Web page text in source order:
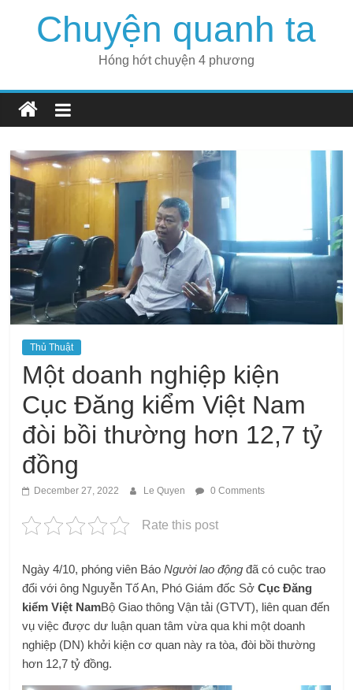
Chuyện quanh ta
Hóng hớt chuyện 4 phương
Thủ Thuật
Một doanh nghiệp kiện
Cục Đăng kiểm Việt Nam
đòi bồi thường hơn 12,7 tỷ
đồng
December 27, 2022 Le Quyen 0 Comments
Rate this post
Ngày 4/10, phóng viên BáoNgười lao động đã có cuộc trao
đổi với ông Nguyễn Tố An, Phó Giám đốc SởCục Đăng
kiểm Việt NamBộ Giao thông Vận tải (GTVT), liên quan đến
vụ việc được dư luận quan tâm vừa qua khi một doanh
nghiệp (DN) khởi kiện cơ quan này ra tòa, đòi bồi thường
hơn 12,7 tỷ đồng.